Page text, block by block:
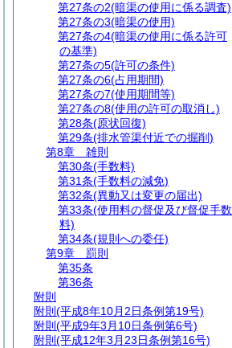
第27条の2(暗渠の使用に係る調査)
第27条の3(暗渠の使用)
第27条の4(暗渠の使用に係る許可
の基準)
第27条の5(許可の条件)
第27条の6(占用期間)
第27条の7(使用期間等)
第27条の8(使用の許可の取消し)
第28条(原状回復)
第29条(排水管渠付近での掘削)
第8章
雑則
第30条(手数料)
第31条(手数料の減免)
第32条(異動又は変更の届出)
第33条(使用料の督促及び督促手数
料)
第34条(規則への委任)
第9章
罰則
第35条
第36条
附則
附則 (平成8年10月2日条例第19号)
附則 (平成9年3月10日条例第6号)
附則 (平成12年3月23日条例第16号)